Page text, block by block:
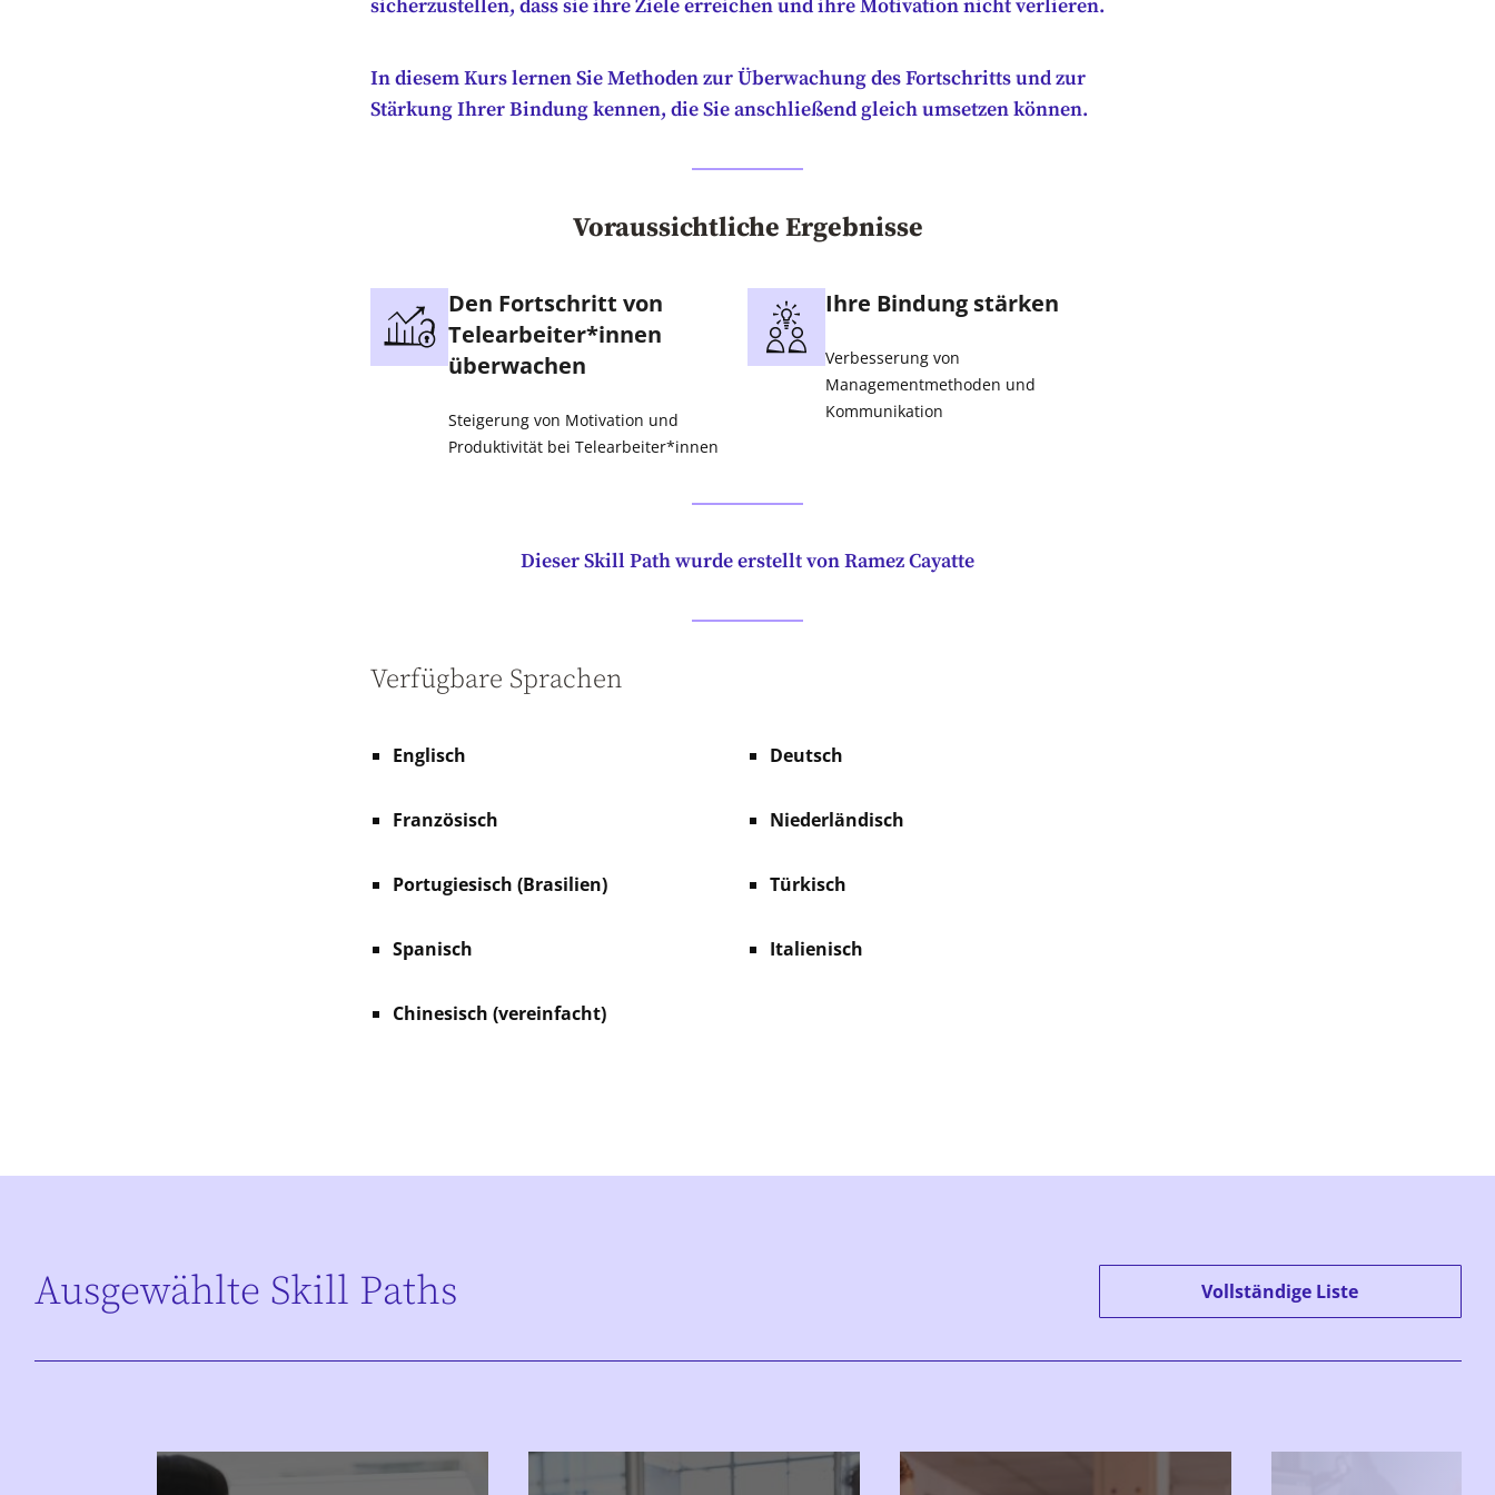
sicherzustellen, dass sie ihre Ziele erreichen und ihre Motivation nicht verlieren.
In diesem Kurs lernen Sie Methoden zur Überwachung des Fortschritts und zur
Stärkung Ihrer Bindung kennen, die Sie anschließend gleich umsetzen können.
Voraussichtliche Ergebnisse
Den Fortschritt von
Telearbeiter*innen
überwachen
Steigerung von Motivation und
Produktivität bei Telearbeiter*innen
Ihre Bindung stärken
Verbesserung von
Managementmethoden und
Kommunikation
Dieser Skill Path wurde erstellt von Ramez Cayatte
Verfügbare Sprachen
Englisch
Französisch
Portugiesisch (Brasilien)
Spanisch
Chinesisch (vereinfacht)
Deutsch
Niederländisch
Türkisch
Italienisch
Ausgewählte Skill Paths Vollständige Liste